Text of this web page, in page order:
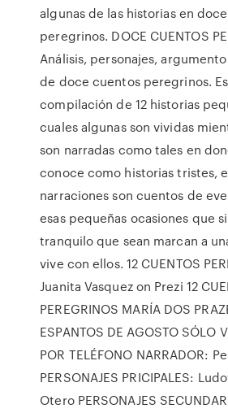
algunas de las historias en
peregrinos. DOCE CUENTOS
Análisis, personajes,
de doce cuentos peregrinos.
compilación de 12 historias
cuales algunas son vividas
son narradas como tales en
conoce como historias tristes,
narraciones son cuentos de
esas pequeñas ocasiones que
tranquilo que sean marcan a
vive con ellos. 12 CUENTOS
Juanita Vasquez on Prezi 12
PEREGRINOS MARÍA DOS
ESPANTOS DE AGOSTO SÓLO
POR TELÉFONO NARRADOR:
PERSONAJES PRICIPALES:
Otero PERSONAJES